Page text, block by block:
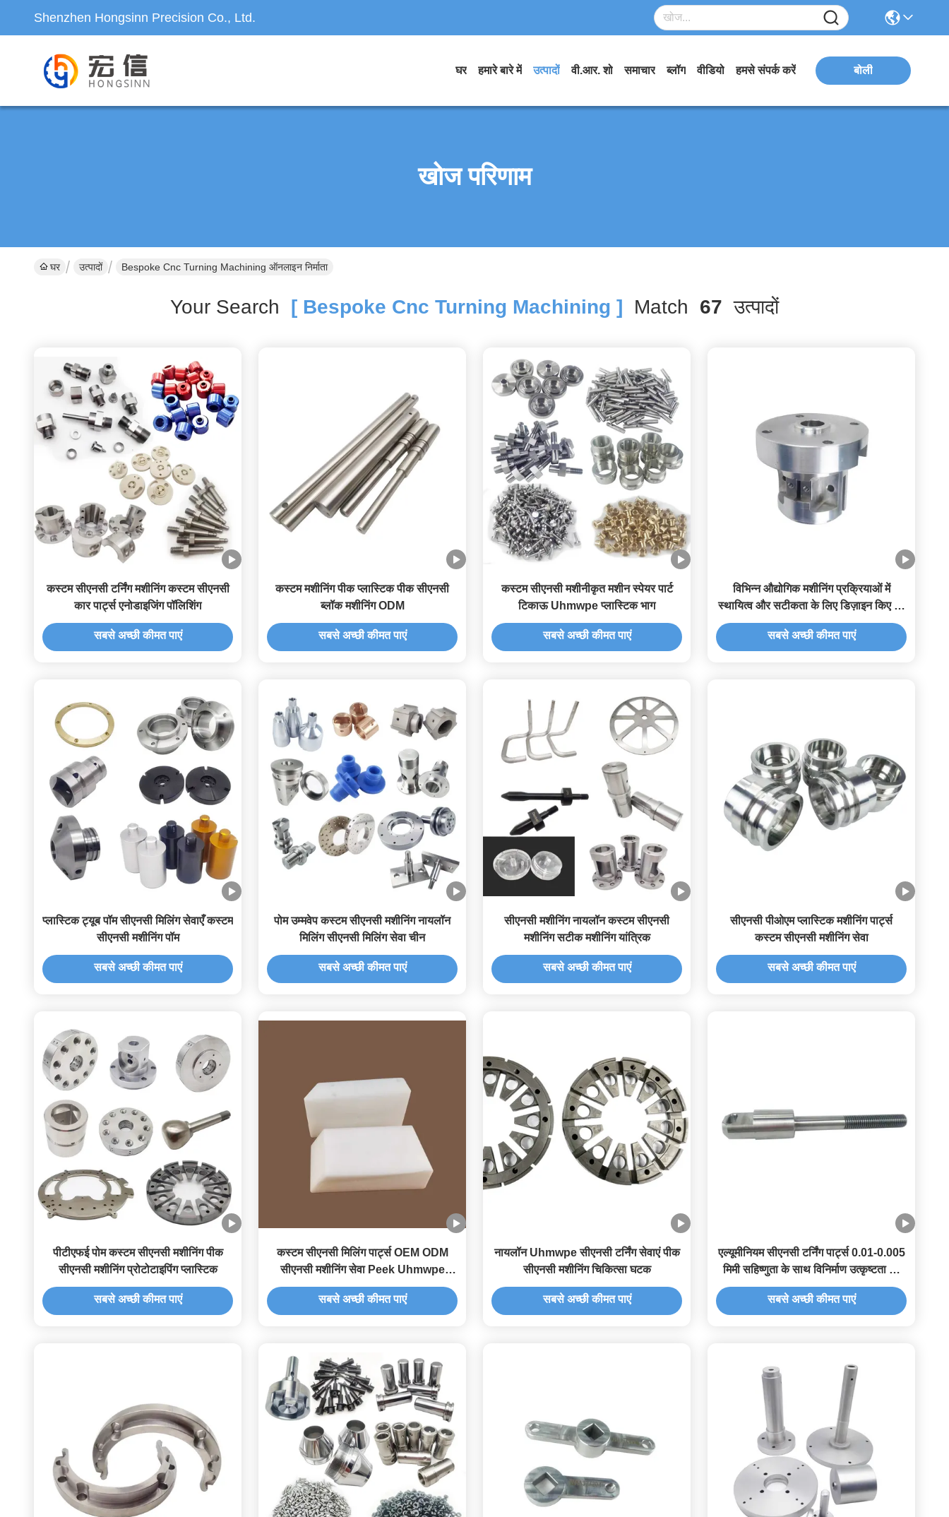
Shenzhen Hongsinn Precision Co., Ltd.
घर हमारे बारे में उत्पादों वी.आर. शो समाचार ब्लॉग वीडियो हमसे संपर्क करें बोली
खोज परिणाम
घर उत्पादों Bespoke Cnc Turning Machining ऑनलाइन निर्माता
Your Search [ Bespoke Cnc Turning Machining ] Match 67 उत्पादों
कस्टम सीएनसी टर्निंग मशीनिंग कस्टम सीएनसी
कार पार्ट्स एनोडाइजिंग पॉलिशिंग
सबसे अच्छी कीमत पाएं
कस्टम मशीनिंग पीक प्लास्टिक पीक सीएनसी
ब्लॉक मशीनिंग ODM
सबसे अच्छी कीमत पाएं
कस्टम सीएनसी मशीनीकृत मशीन स्पेयर पार्ट
टिकाऊ Uhmwpe प्लास्टिक भाग
सबसे अच्छी कीमत पाएं
विभिन्न औद्योगिक मशीनिंग प्रक्रियाओं में
स्थायित्व और सटीकता के लिए डिज़ाइन किए गए
एक्सप्रेस कस्टमाइज्ड सीएनसी टर्निंग तत्व
सबसे अच्छी कीमत पाएं
प्लास्टिक ट्यूब पॉम सीएनसी मिलिंग सेवाएँ कस्टम
सीएनसी मशीनिंग पॉम
सबसे अच्छी कीमत पाएं
पोम उम्मवेप कस्टम सीएनसी मशीनिंग नायलॉन
मिलिंग सीएनसी मिलिंग सेवा चीन
सबसे अच्छी कीमत पाएं
सीएनसी मशीनिंग नायलॉन कस्टम सीएनसी
मशीनिंग सटीक मशीनिंग यांत्रिक
सबसे अच्छी कीमत पाएं
सीएनसी पीओएम प्लास्टिक मशीनिंग पार्ट्स
कस्टम सीएनसी मशीनिंग सेवा
सबसे अच्छी कीमत पाएं
पीटीएफई पोम कस्टम सीएनसी मशीनिंग पीक
सीएनसी मशीनिंग प्रोटोटाइपिंग प्लास्टिक
सबसे अच्छी कीमत पाएं
कस्टम सीएनसी मिलिंग पार्ट्स OEM ODM
सीएनसी मशीनिंग सेवा Peek Uhmwpe
Pom नायलॉन
सबसे अच्छी कीमत पाएं
नायलॉन Uhmwpe सीएनसी टर्निंग सेवाएं पीक
सीएनसी मशीनिंग चिकित्सा घटक
सबसे अच्छी कीमत पाएं
एल्यूमीनियम सीएनसी टर्निंग पार्ट्स 0.01-0.005
मिमी सहिष्णुता के साथ विनिर्माण उत्कृष्टता को
फिर से परिभाषित करना
सबसे अच्छी कीमत पाएं